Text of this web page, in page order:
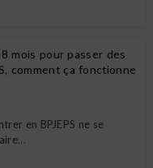
mois pour passer des
comment ça fonctionne
en BPJEPS ne se